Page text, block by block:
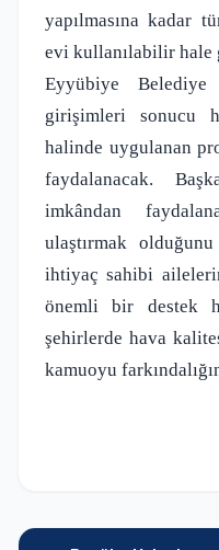
yapılmasına kadar
evi kullanılabilir hale
Eyyübiye Belediye
girişimleri sonucu
halinde uygulanan
faydalanacak.
imkândan
ulaştırmak
ihtiyaç sahibi
önemli bir destek
şehirlerde hava
kamuoyu